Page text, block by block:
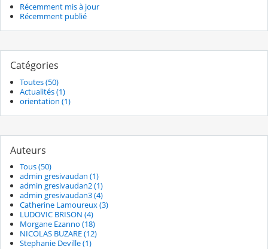
Récemment mis à jour
Récemment publié
Catégories
Toutes (50)
Actualités (1)
orientation (1)
Auteurs
Tous (50)
admin gresivaudan (1)
admin gresivaudan2 (1)
admin gresivaudan3 (4)
Catherine Lamoureux (3)
LUDOVIC BRISON (4)
Morgane Ezanno (18)
NICOLAS BUZARE (12)
Stephanie Deville (1)